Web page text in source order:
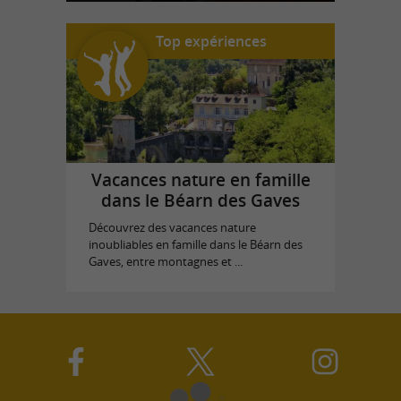
Top expériences
Vacances nature en famille
dans le Béarn des Gaves
Découvrez des vacances nature
inoubliables en famille dans le Béarn des
Gaves, entre montagnes et ...